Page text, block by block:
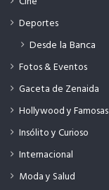
Deportes
Desde la Banca
Fotos & Eventos
Gaceta de Zenaida
Hollywood y Famosas
Insólito y Curioso
Internacional
Moda y Salud